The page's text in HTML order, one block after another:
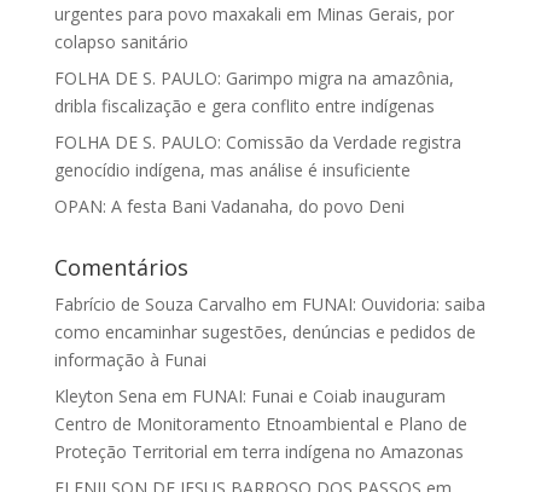
urgentes para povo maxakali em Minas Gerais, por
colapso sanitário
FOLHA DE S. PAULO: Garimpo migra na amazônia,
dribla fiscalização e gera conflito entre indígenas
FOLHA DE S. PAULO: Comissão da Verdade registra
genocídio indígena, mas análise é insuficiente
OPAN: A festa Bani Vadanaha, do povo Deni
Comentários
Fabrício de Souza Carvalho em FUNAI: Ouvidoria: saiba
como encaminhar sugestões, denúncias e pedidos de
informação à Funai
Kleyton Sena em FUNAI: Funai e Coiab inauguram
Centro de Monitoramento Etnoambiental e Plano de
Proteção Territorial em terra indígena no Amazonas